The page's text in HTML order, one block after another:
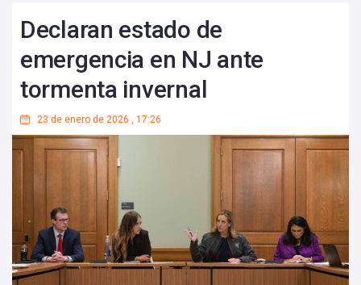
Declaran estado de
emergencia en NJ ante
tormenta invernal
23 de enero de 2026 , 17:26